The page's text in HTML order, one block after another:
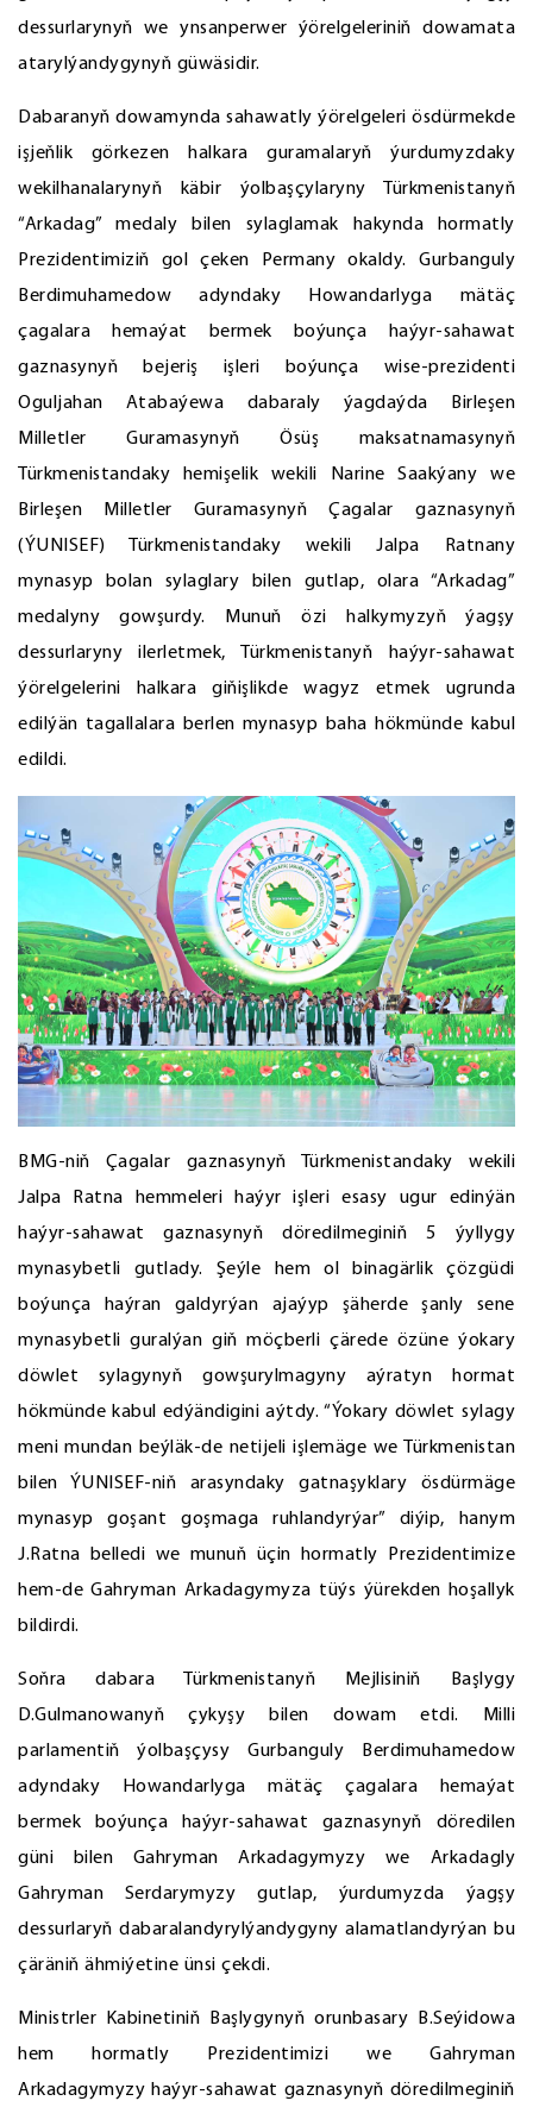
dessurlarynyň we ynsanperwer ýörelgeleriniň dowamata
atarylýandygynyň güwäsidir.
Dabaranyň dowamynda sahawatly ýörelgeleri ösdürmekde
işjeňlik görkezen halkara guramalaryň ýurdumyzdaky
wekilhanalarynyň käbir ýolbaşçylaryny Türkmenistanyň
“Arkadag” medaly bilen sylaglamak hakynda hormatly
Prezidentimiziň gol çeken Permany okaldy. Gurbanguly
Berdimuhamedow adyndaky Howandarlyga mätäç
çagalara hemaýat bermek boýunça haýyr-sahawat
gaznasynyň bejeriş işleri boýunça wise-prezidenti
Oguljahan Atabaýewa dabaraly ýagdaýda Birleşen
Milletler Guramasynyň Ösüş maksatnamasynyň
Türkmenistandaky hemişelik wekili Narine Saakýany we
Birleşen Milletler Guramasynyň Çagalar gaznasynyň
(ÝUNISEF) Türkmenistandaky wekili Jalpa Ratnany
mynasyp bolan sylaglary bilen gutlap, olara “Arkadag”
medalyny gowşurdy. Munuň özi halkymyzyň ýagşy
dessurlaryny ilerletmek, Türkmenistanyň haýyr-sahawat
ýörelgelerini halkara giňişlikde wagyz etmek ugrunda
edilýän tagallalara berlen mynasyp baha hökmünde kabul
edildi.
BMG-niň Çagalar gaznasynyň Türkmenistandaky wekili
Jalpa Ratna hemmeleri haýyr işleri esasy ugur edinýän
haýyr-sahawat gaznasynyň döredilmeginiň 5 ýyllygy
mynasybetli gutlady. Şeýle hem ol binagärlik çözgüdi
boýunça haýran galdyrýan ajaýyp şäherde şanly sene
mynasybetli guralýan giň möçberli çärede özüne ýokary
döwlet sylagynyň gowşurylmagyny aýratyn hormat
hökmünde kabul edýändigini aýtdy. “Ýokary döwlet sylagy
meni mundan beýläk-de netijeli işlemäge we Türkmenistan
bilen ÝUNISEF-niň arasyndaky gatnaşyklary ösdürmäge
mynasyp goşant goşmaga ruhlandyrýar” diýip, hanym
J.Ratna belledi we munuň üçin hormatly Prezidentimize
hem-de Gahryman Arkadagymyza tüýs ýürekden hoşallyk
bildirdi.
Soňra dabara Türkmenistanyň Mejlisiniň Başlygy
D.Gulmanowanyň çykyşy bilen dowam etdi. Milli
parlamentiň ýolbaşçysy Gurbanguly Berdimuhamedow
adyndaky Howandarlyga mätäç çagalara hemaýat
bermek boýunça haýyr-sahawat gaznasynyň döredilen
güni bilen Gahryman Arkadagymyzy we Arkadagly
Gahryman Serdarymyzy gutlap, ýurdumyzda ýagşy
dessurlaryň dabaralandyrylýandygyny alamatlandyrýan bu
çäräniň ähmiýetine ünsi çekdi.
Ministrler Kabinetiniň Başlygynyň orunbasary B.Seýidowa
hem hormatly Prezidentimizi we Gahryman
Arkadagymyzy haýyr-sahawat gaznasynyň döredilmeginiň